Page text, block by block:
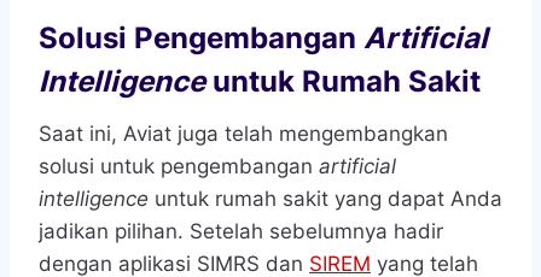
Solusi Pengembangan Artificial
Intelligenceuntuk Rumah Sakit
Saat ini, Aviat juga telah mengembangkan
solusi untuk pengembangan artificial
intelligence untuk rumah sakit yang dapat Anda
jadikan pilihan. Setelah sebelumnya hadir
dengan aplikasi SIMRS dan SIREM yang telah